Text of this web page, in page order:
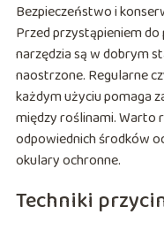
Bezpieczeństwo i
Przed przystąpieniem
narzędzia są w dobrym
naostrzone. Regularne
każdym użyciu pomaga
między roślinami.
odpowiednich środków
okulary ochronne.
Techniki